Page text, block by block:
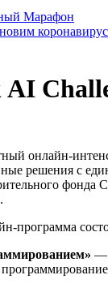
Марафон
AI
онлайн-
решения с
фонда
программа
—